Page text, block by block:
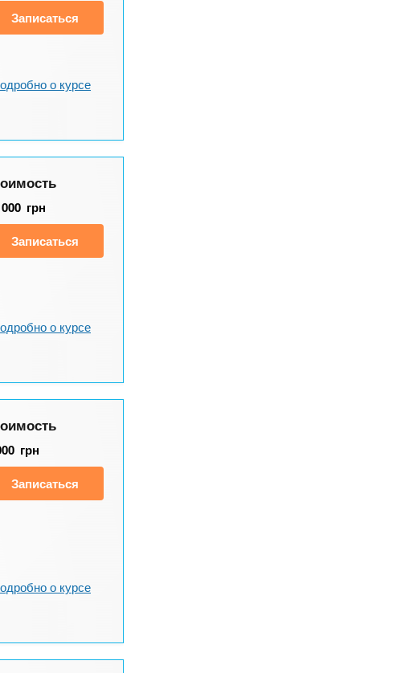
Записаться
о курсе
грн
Записаться
о курсе
грн
Записаться
о курсе